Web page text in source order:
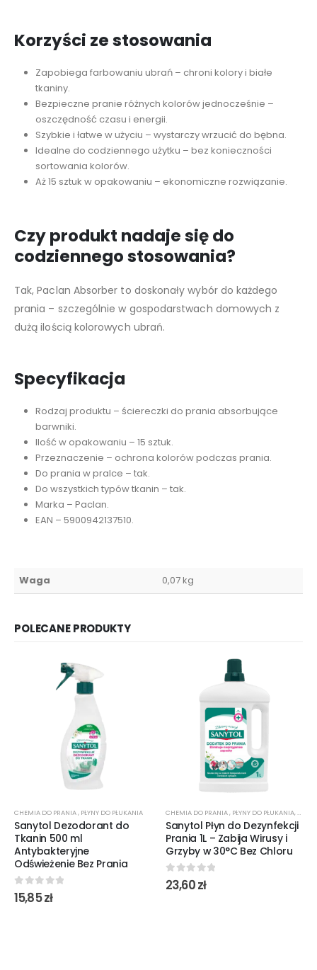
Korzyści ze stosowania
Zapobiega farbowaniu ubrań – chroni kolory i białe
tkaniny.
Bezpieczne pranie różnych kolorów jednocześnie –
oszczędność czasu i energii.
Szybkie i łatwe w użyciu – wystarczy wrzucić do bębna.
Idealne do codziennego użytku – bez konieczności
sortowania kolorów.
Aż 15 sztuk w opakowaniu – ekonomiczne rozwiązanie.
Czy produkt nadaje się do
codziennego stosowania?
Tak, Paclan Absorber to doskonały wybór do każdego
prania – szczególnie w gospodarstwach domowych z
dużą ilością kolorowych ubrań.
Specyfikacja
Rodzaj produktu – ściereczki do prania absorbujące
barwniki.
Ilość w opakowaniu – 15 sztuk.
Przeznaczenie – ochrona kolorów podczas prania.
Do prania w pralce – tak.
Do wszystkich typów tkanin – tak.
Marka – Paclan.
EAN – 5900942137510.
Waga 0,07 kg
POLECANE PRODUKTY
CHEMIA DO PRANIA, PŁYNY DO PŁUKANIA
Sanytol Dezodorant do
Tkanin 500 ml
Antybakteryjne
Odświeżenie Bez Prania
0out of 5
15,85zł
CHEMIA DO PRANIA, PŁYNY DO PŁUKANIA,
Sanytol Płyn do Dezynfekcji
Prania 1L – Zabija Wirusy i
Grzyby w 30°C Bez Chloru
0out of 5
23,60zł